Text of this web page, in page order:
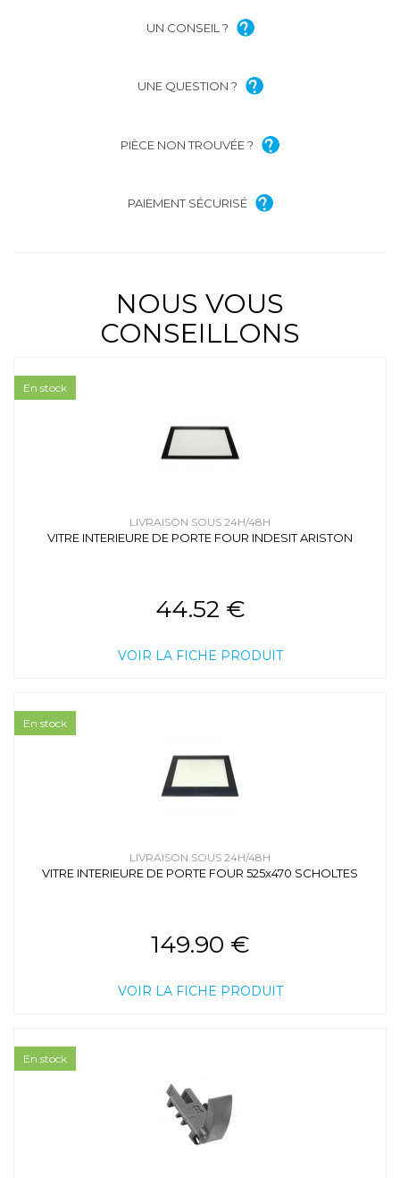
UN CONSEIL ?
UNE QUESTION ?
PIÈCE NON TROUVÉE ?
PAIEMENT SÉCURISÉ
NOUS VOUS
CONSEILLONS
LIVRAISON SOUS 24H/48H
VITRE INTERIEURE DE PORTE FOUR INDESIT ARISTON
44.52 €
VOIR LA FICHE PRODUIT
En stock
LIVRAISON SOUS 24H/48H
VITRE INTERIEURE DE PORTE FOUR 525x470 SCHOLTES
149.90 €
VOIR LA FICHE PRODUIT
En stock
En stock